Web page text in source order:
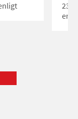
23
er